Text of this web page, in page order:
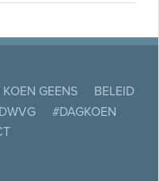
GEENS
BELEID
#DAGKOEN